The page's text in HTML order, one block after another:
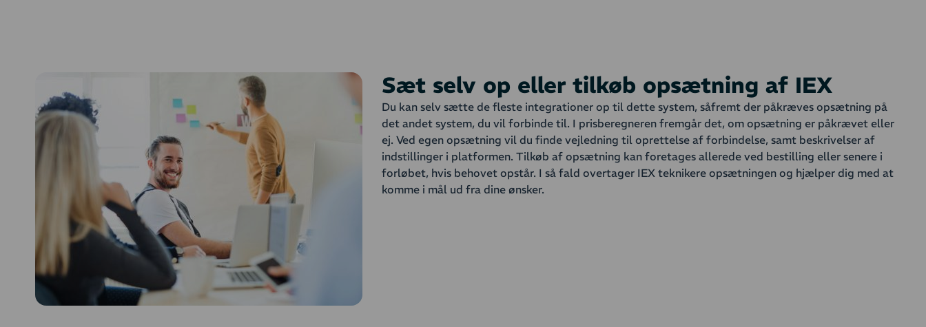
Sæt selv op eller tilkøb opsætning af IEX
Du kan selv sætte de fleste integrationer op til dette system, såfremt der påkræves opsætning på
det andet system, du vil forbinde til. I prisberegneren fremgår det, om opsætning er påkrævet eller
ej. Ved egen opsætning vil du finde vejledning til oprettelse af forbindelse, samt beskrivelser af
indstillinger i platformen. Tilkøb af opsætning kan foretages allerede ved bestilling eller senere i
forløbet, hvis behovet opstår. I så fald overtager IEX teknikere opsætningen og hjælper dig med at
komme i mål ud fra dine ønsker.